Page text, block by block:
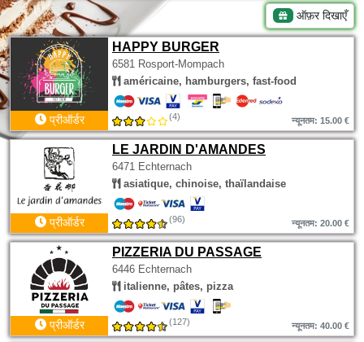
ऑफ़र दिखाएँ
HAPPY BURGER
6581 Rosport-Mompach
américaine, hamburgers, fast-food
प्रीऑर्डर (4) न्यूनतम: 15.00 €
LE JARDIN D'AMANDES
6471 Echternach
asiatique, chinoise, thaïlandaise
प्रीऑर्डर (96) न्यूनतम: 20.00 €
PIZZERIA DU PASSAGE
6446 Echternach
italienne, pâtes, pizza
प्रीऑर्डर (127) न्यूनतम: 40.00 €